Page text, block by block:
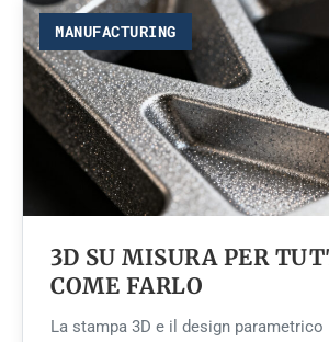
MANUFACTURING
3D SU MISURA PER
COME FARLO
La stampa 3D e il design parametrico